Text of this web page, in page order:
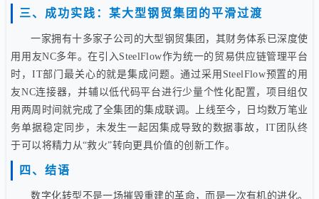
三、成功实践：某大型钢贸集团的平滑过渡
一家拥有十多家子公司的大型钢贸集团，其财务体系已深度使
用用友NC多年。在引入SteelFlow作为统一的贸易供应链管理平台
时，IT部门最关心的就是集成问题。通过采用SteelFlow预置的用
友NC连接器，并辅以低代码平台进行少量个性化配置，项目组仅
用两周时间就完成了全集团的集成联调。上线至今，日均数万笔业
务单据稳定同步，未发生一起因集成导致的数据事故，IT团队终
于可以将精力从“救火”转向更具价值的创新工作。
四、结语
数字化转型不是一场摧毁重建的革命，而是一次有机的进化。